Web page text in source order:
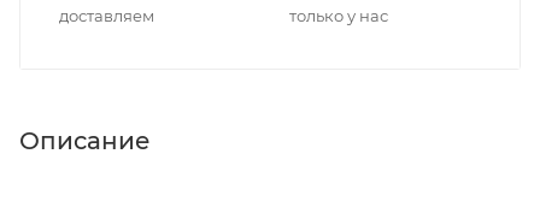
доставляем
только у нас
Описание